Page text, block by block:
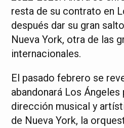
resta de su contrato en
después dar su gran
Nueva York, otra de las
internacionales.
El pasado febrero se
abandonará Los Ángeles
dirección musical y
de Nueva York, la